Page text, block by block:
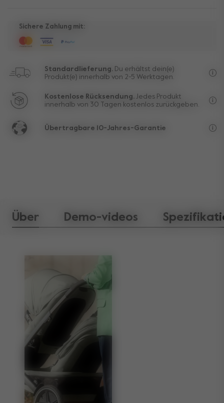
Sichere Zahlung mit:
Standardlieferung.
Du erhältst dein(e)
Produkt(e) innerhalb von 2-5 Werktagen.
Kostenlose Rücksendung.
Jedes Produkt
innerhalb von 30 Tagen kostenlos zurückgeben.
Übertragbare 10-Jahres-Garantie
Über Demo-videos